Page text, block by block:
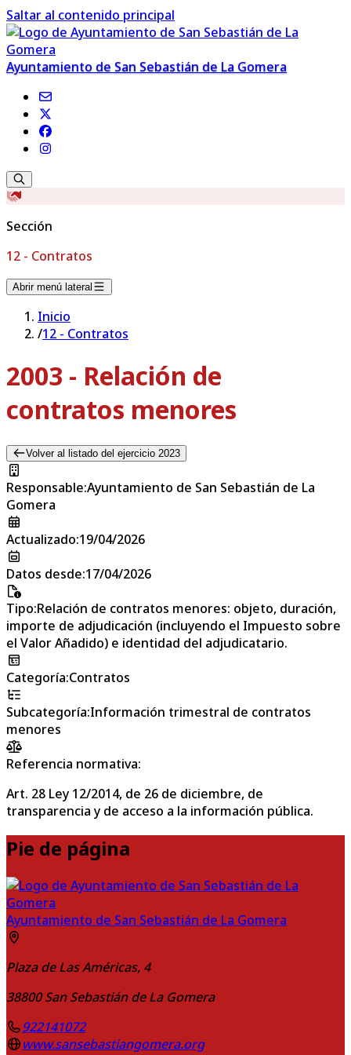
Saltar al contenido principal
Ayuntamiento de San Sebastián de La Gomera
Sección
12 - Contratos
Abrir menú lateral
Inicio
/12 - Contratos
2003 - Relación de
contratos menores
Volver al listado del ejercicio 2023
Responsable:Ayuntamiento de San Sebastián de La
Gomera
Actualizado:19/04/2026
Datos desde:17/04/2026
Tipo:Relación de contratos menores: objeto, duración,
importe de adjudicación (incluyendo el Impuesto sobre
el Valor Añadido) e identidad del adjudicatario.
Categoría:Contratos
Subcategoría:Información trimestral de contratos
menores
Referencia normativa:
Art. 28 Ley 12/2014, de 26 de diciembre, de
transparencia y de acceso a la información pública.
Pie de página
Ayuntamiento de San Sebastián de La Gomera
Plaza de Las Américas, 4
38800 San Sebastián de La Gomera
922141072
www.sansebastiangomera.org